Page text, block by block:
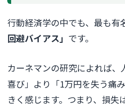
行動経済学の中でも、最も有
回避バイアス」 です。
カーネマンの研究によれば、
喜び」より「1万円を失う痛
きく感じます。つまり、損失